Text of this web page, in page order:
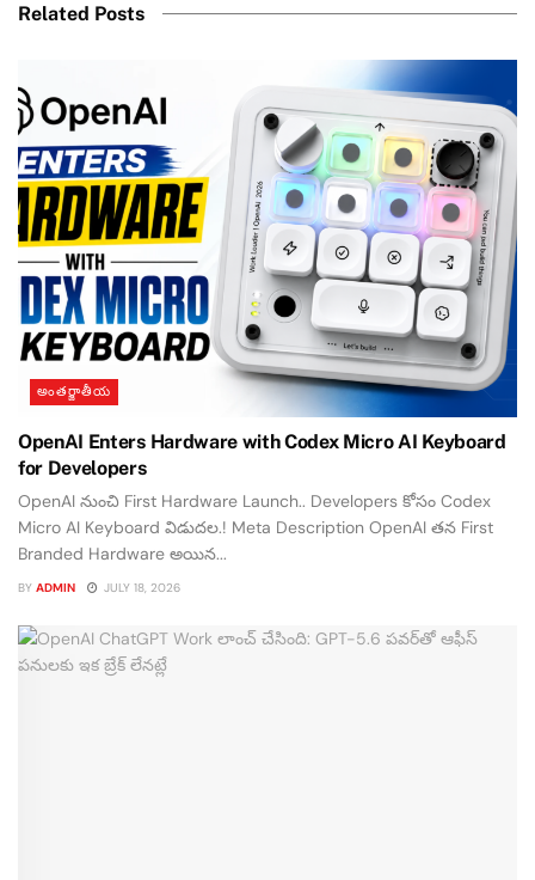
Related Posts
అంతర్జాతీయ
OpenAI Enters Hardware with Codex Micro AI Keyboard
for Developers
OpenAI నుంచి First Hardware Launch.. Developers కోసం Codex
Micro AI Keyboard విడుదల.! Meta Description OpenAI తన First
Branded Hardware అయిన...
BY ADMIN JULY 18, 2026